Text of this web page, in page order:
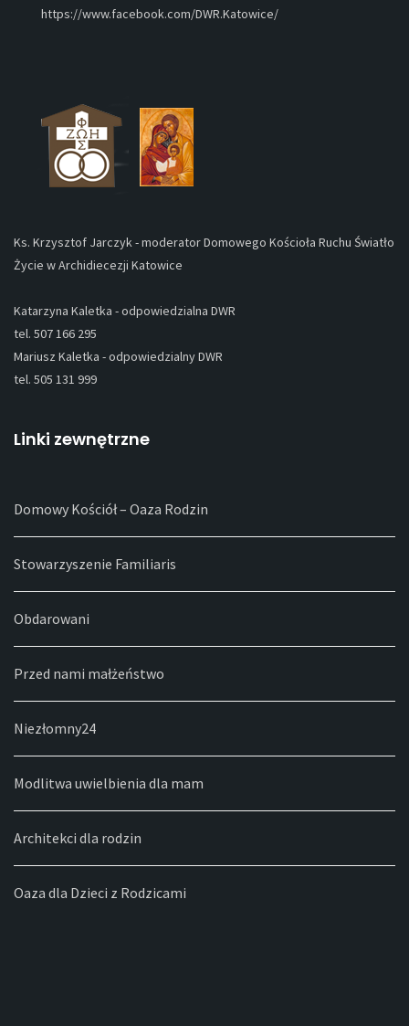
https://www.facebook.com/DWR.Katowice/
Ks. Krzysztof Jarczyk - moderator Domowego Kościoła Ruchu Światło
Życie w Archidiecezji Katowice
Katarzyna Kaletka - odpowiedzialna DWR
tel. 507 166 295
Mariusz Kaletka - odpowiedzialny DWR
tel. 505 131 999
Linki zewnętrzne
Domowy Kościół – Oaza Rodzin
Stowarzyszenie Familiaris
Obdarowani
Przed nami małżeństwo
Niezłomny24
Modlitwa uwielbienia dla mam
Architekci dla rodzin
Oaza dla Dzieci z Rodzicami